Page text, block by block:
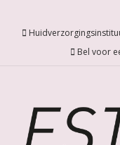
Bel voor